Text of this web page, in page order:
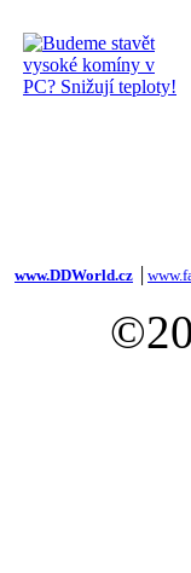
www.DDWorld.cz